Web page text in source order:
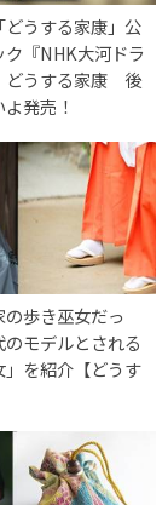
どうする家康」公
『NHK大河ドラ
うする家康 後
発売！
歩き巫女だっ
モデルとされる
」を紹介【どうす